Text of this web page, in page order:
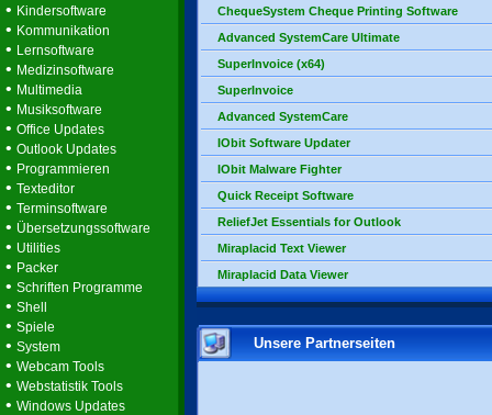
• Kindersoftware
• Kommunikation
• Lernsoftware
• Medizinsoftware
• Multimedia
• Musiksoftware
• Office Updates
• Outlook Updates
• Programmieren
• Texteditor
• Terminsoftware
• Übersetzungssoftware
• Utilities
• Packer
• Schriften Programme
• Shell
• Spiele
• System
• Webcam Tools
• Webstatistik Tools
• Windows Updates
ChequeSystem Cheque Printing Software
Advanced SystemCare Ultimate
SuperInvoice (x64)
SuperInvoice
Advanced SystemCare
IObit Software Updater
IObit Malware Fighter
Quick Receipt Software
ReliefJet Essentials for Outlook
Miraplacid Text Viewer
Miraplacid Data Viewer
Unsere Partnerseiten